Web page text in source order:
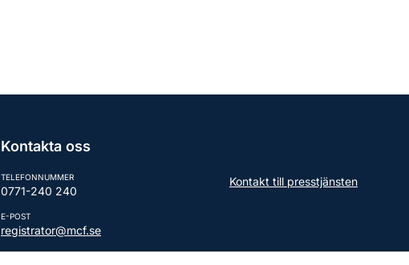
Kontakta oss
TELEFONNUMMER
0771-240 240
E-POST
registrator@mcf.se
Kontakt till presstjänsten